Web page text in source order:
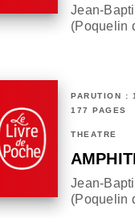
Jean-
(Poquelin
PARUTION :
177 PAGES
THÉÂTRE
Jean-
(Poquelin